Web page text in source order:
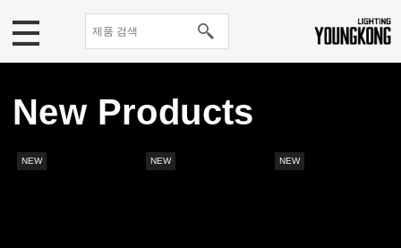
New Products
NEW NEW NEW